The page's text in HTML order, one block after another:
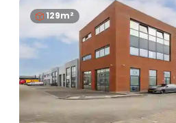
129m²